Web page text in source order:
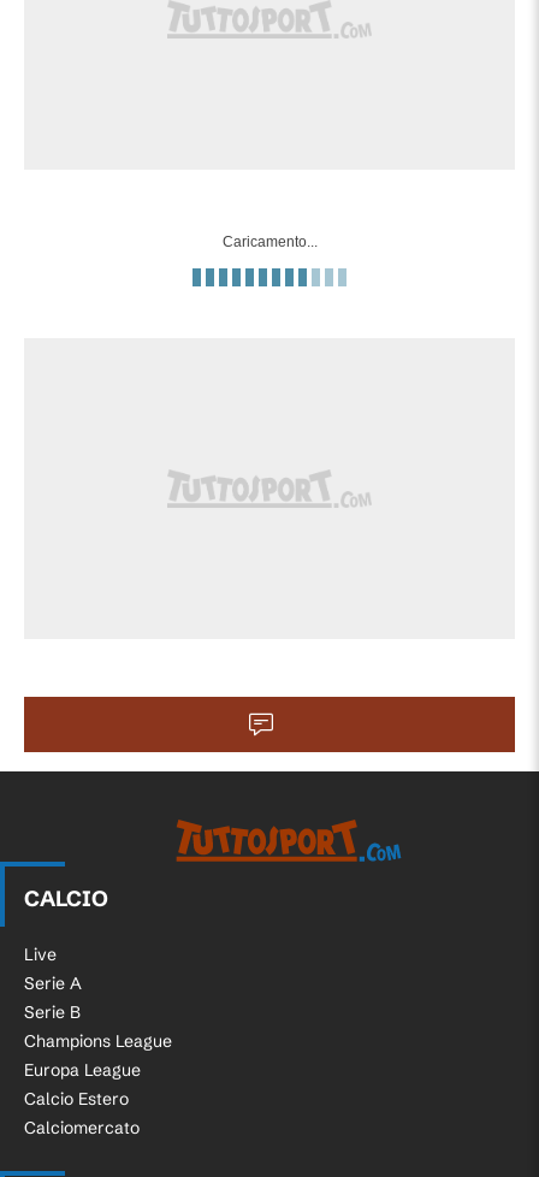
Caricamento...
CALCIO
Live
Serie A
Serie B
Champions League
Europa League
Calcio Estero
Calciomercato